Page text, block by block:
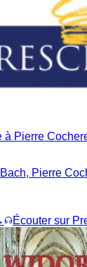
à Pierre
Pierre
Écouter sur